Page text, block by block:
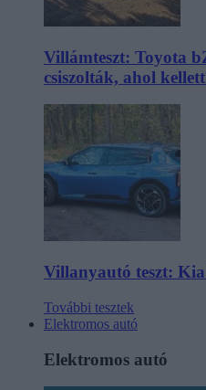
Villámteszt: Toyota
csiszolták, ahol
Villanyautó teszt:
További tesztek
Elektromos autó
Elektromos autó